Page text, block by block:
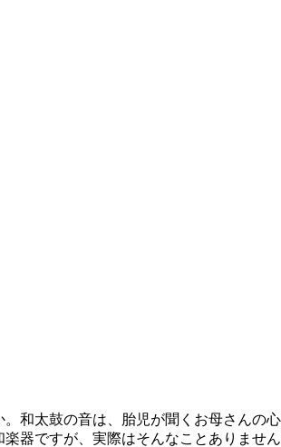
和太鼓の音は、胎児が聞くお母さん
器ですが、実際はそんなことありま